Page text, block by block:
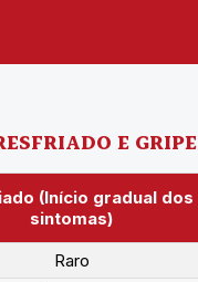
E GRIPE
(Início gradual dos
sintomas)
Raro